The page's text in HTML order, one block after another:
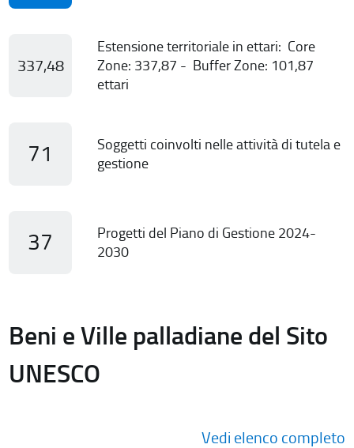
337,48
Estensione territoriale in ettari: Core
Zone: 337,87 - Buffer Zone: 101,87
ettari
71
Soggetti coinvolti nelle attività di tutela e
gestione
37
Progetti del Piano di Gestione 2024-
2030
Beni e Ville palladiane del Sito
UNESCO
Vedi elenco completo